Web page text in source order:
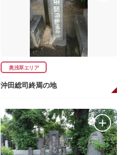
奥浅草エリア
沖田総司終焉の地